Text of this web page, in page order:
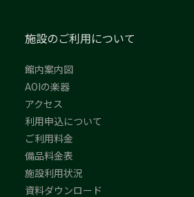
施設のご利用について
館内案内図
AOIの楽器
アクセス
利用申込について
ご利用料金
備品料金表
施設利用状況
資料ダウンロード